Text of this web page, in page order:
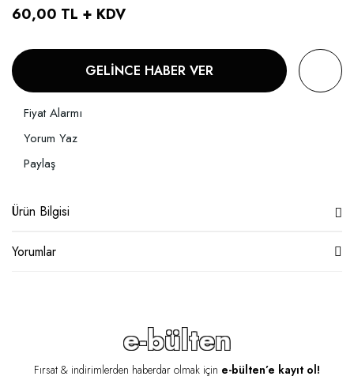
60,00 TL + KDV
GELİNCE HABER VER
Fiyat Alarmı
Yorum Yaz
Paylaş
Ürün Bilgisi
Yorumlar
e-bülten
Fırsat & indirimlerden haberdar olmak için e-bülten’e kayıt ol!